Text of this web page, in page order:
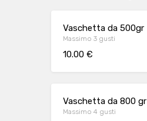
Vaschetta da 500gr
Massimo 3 gusti
10.00 €
Vaschetta da 800 gr
Massimo 4 gusti